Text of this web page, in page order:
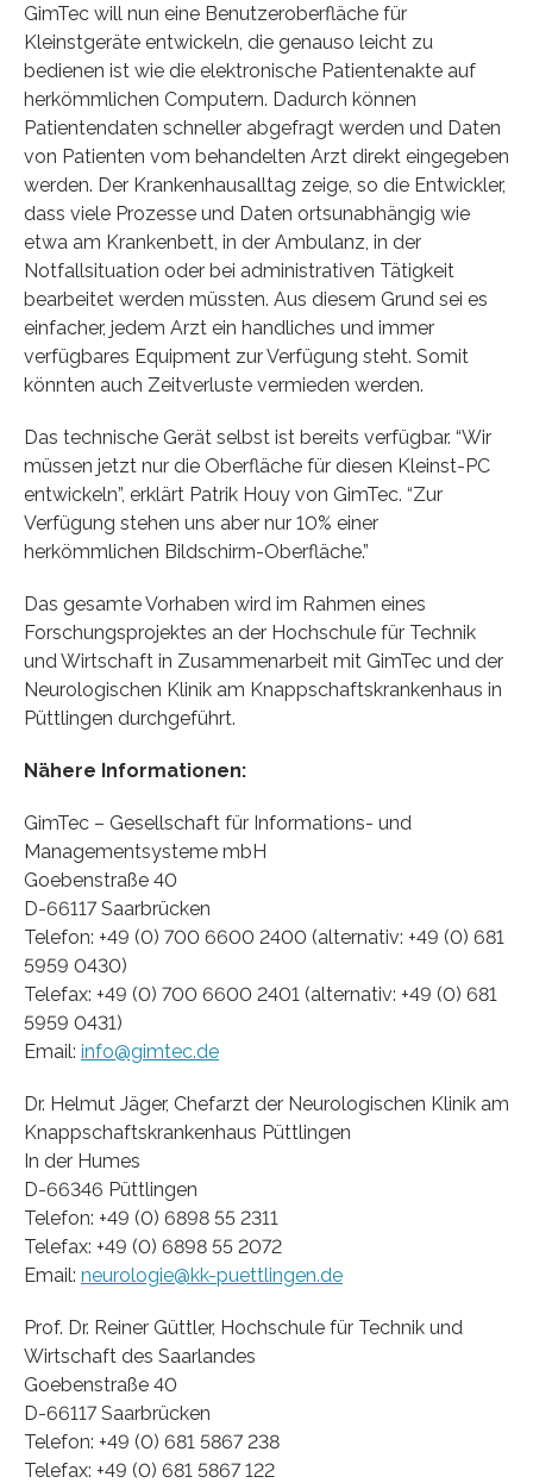
GimTec will nun eine Benutzeroberfläche für
Kleinstgeräte entwickeln, die genauso leicht zu
bedienen ist wie die elektronische Patientenakte auf
herkömmlichen Computern. Dadurch können
Patientendaten schneller abgefragt werden und Daten
von Patienten vom behandelten Arzt direkt eingegeben
werden. Der Krankenhausalltag zeige, so die Entwickler,
dass viele Prozesse und Daten ortsunabhängig wie
etwa am Krankenbett, in der Ambulanz, in der
Notfallsituation oder bei administrativen Tätigkeit
bearbeitet werden müssten. Aus diesem Grund sei es
einfacher, jedem Arzt ein handliches und immer
verfügbares Equipment zur Verfügung steht. Somit
könnten auch Zeitverluste vermieden werden.
Das technische Gerät selbst ist bereits verfügbar. “Wir
müssen jetzt nur die Oberfläche für diesen Kleinst-PC
entwickeln”, erklärt Patrik Houy von GimTec. “Zur
Verfügung stehen uns aber nur 10% einer
herkömmlichen Bildschirm-Oberfläche.”
Das gesamte Vorhaben wird im Rahmen eines
Forschungsprojektes an der Hochschule für Technik
und Wirtschaft in Zusammenarbeit mit GimTec und der
Neurologischen Klinik am Knappschaftskrankenhaus in
Püttlingen durchgeführt.
Nähere Informationen:
GimTec – Gesellschaft für Informations- und
Managementsysteme mbH
Goebenstraße 40
D-66117 Saarbrücken
Telefon: +49 (0) 700 6600 2400 (alternativ: +49 (0) 681
5959 0430)
Telefax: +49 (0) 700 6600 2401 (alternativ: +49 (0) 681
5959 0431)
Email: info@gimtec.de
Dr. Helmut Jäger, Chefarzt der Neurologischen Klinik am
Knappschaftskrankenhaus Püttlingen
In der Humes
D-66346 Püttlingen
Telefon: +49 (0) 6898 55 2311
Telefax: +49 (0) 6898 55 2072
Email: neurologie@kk-puettlingen.de
Prof. Dr. Reiner Güttler, Hochschule für Technik und
Wirtschaft des Saarlandes
Goebenstraße 40
D-66117 Saarbrücken
Telefon: +49 (0) 681 5867 238
Telefax: +49 (0) 681 5867 122